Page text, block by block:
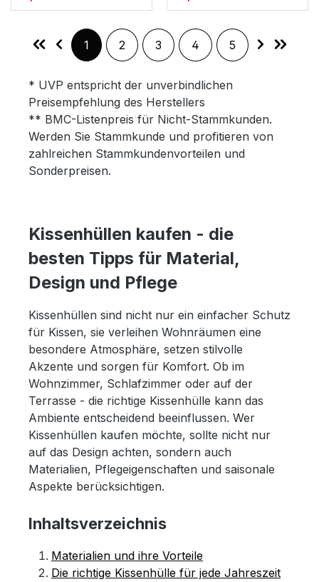
Seite
1 Seite
2 Seite
3 Seite
4 Seite
5
* UVP entspricht der unverbindlichen
Preisempfehlung des Herstellers
** BMC-Listenpreis für Nicht-Stammkunden.
Werden Sie Stammkunde und profitieren von
zahlreichen Stammkundenvorteilen und
Sonderpreisen.
Kissenhüllen kaufen - die
besten Tipps für Material,
Design und Pflege
Kissenhüllen sind nicht nur ein einfacher Schutz
für Kissen, sie verleihen Wohnräumen eine
besondere Atmosphäre, setzen stilvolle
Akzente und sorgen für Komfort. Ob im
Wohnzimmer, Schlafzimmer oder auf der
Terrasse - die richtige Kissenhülle kann das
Ambiente entscheidend beeinflussen. Wer
Kissenhüllen kaufen möchte, sollte nicht nur
auf das Design achten, sondern auch
Materialien, Pflegeigenschaften und saisonale
Aspekte berücksichtigen.
Inhaltsverzeichnis
Materialien und ihre Vorteile
Die richtige Kissenhülle für jede Jahreszeit